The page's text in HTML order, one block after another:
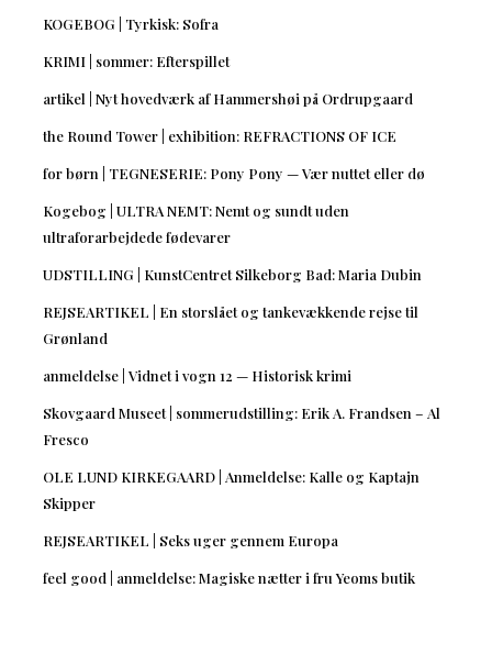
KOGEBOG | Tyrkisk: Sofra
KRIMI | sommer: Efterspillet
artikel | Nyt hovedværk af Hammershøi på Ordrupgaard
the Round Tower | exhibition: REFRACTIONS OF ICE
for børn | TEGNESERIE: Pony Pony — Vær nuttet eller dø
Kogebog | ULTRA NEMT: Nemt og sundt uden
ultraforarbejdede fødevarer
UDSTILLING | KunstCentret Silkeborg Bad: Maria Dubin
REJSEARTIKEL | En storslået og tankevækkende rejse til
Grønland
anmeldelse | Vidnet i vogn 12 — Historisk krimi
Skovgaard Museet | sommerudstilling: Erik A. Frandsen – Al
Fresco
OLE LUND KIRKEGAARD | Anmeldelse: Kalle og Kaptajn
Skipper
REJSEARTIKEL | Seks uger gennem Europa
feel good | anmeldelse: Magiske nætter i fru Yeoms butik